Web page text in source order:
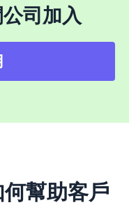
司加入
幫助客戶